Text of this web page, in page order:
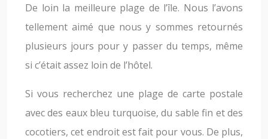
De loin la meilleure plage de l’île. Nous l’avons
tellement aimé que nous y sommes retournés
plusieurs jours pour y passer du temps, même
si c’était assez loin de l’hôtel.
Si vous recherchez une plage de carte postale
avec des eaux bleu turquoise, du sable fin et des
cocotiers, cet endroit est fait pour vous. De plus,